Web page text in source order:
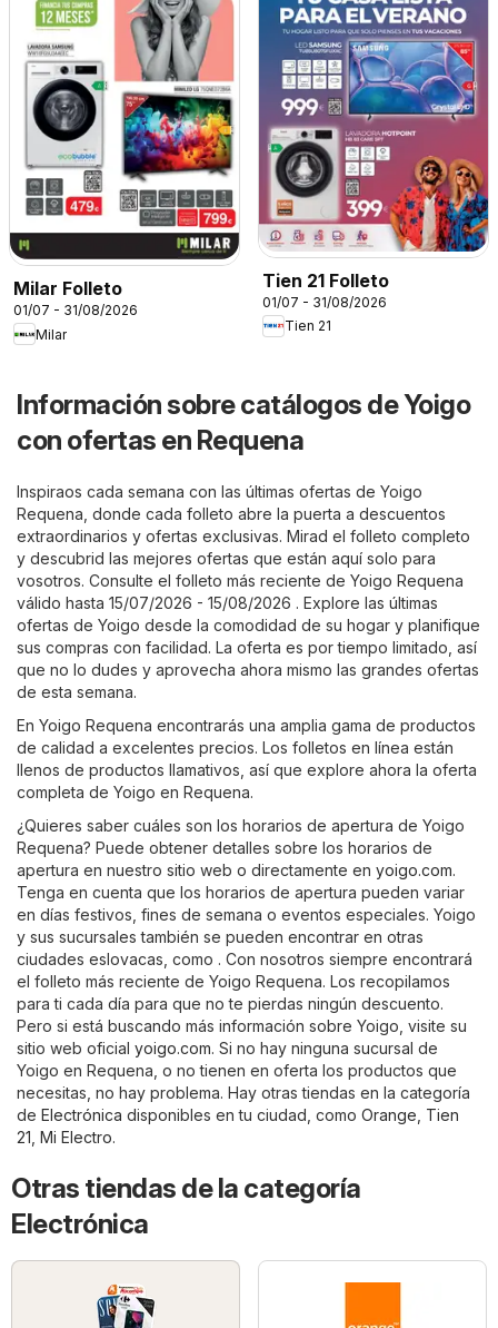
Milar Folleto
01/07 - 31/08/2026
Milar
Tien 21 Folleto
01/07 - 31/08/2026
Tien 21
Información sobre catálogos de Yoigo
con ofertas en Requena
Inspiraos cada semana con las últimas ofertas de Yoigo
Requena, donde cada folleto abre la puerta a descuentos
extraordinarios y ofertas exclusivas. Mirad el folleto completo
y descubrid las mejores ofertas que están aquí solo para
vosotros. Consulte el folleto más reciente de Yoigo Requena
válido hasta 15/07/2026 - 15/08/2026 . Explore las últimas
ofertas de Yoigo desde la comodidad de su hogar y planifique
sus compras con facilidad. La oferta es por tiempo limitado, así
que no lo dudes y aprovecha ahora mismo las grandes ofertas
de esta semana.
En Yoigo Requena encontrarás una amplia gama de productos
de calidad a excelentes precios. Los folletos en línea están
llenos de productos llamativos, así que explore ahora la oferta
completa de Yoigo en Requena.
¿Quieres saber cuáles son los horarios de apertura de Yoigo
Requena? Puede obtener detalles sobre los horarios de
apertura en nuestro sitio web o directamente en yoigo.com.
Tenga en cuenta que los horarios de apertura pueden variar
en días festivos, fines de semana o eventos especiales. Yoigo
y sus sucursales también se pueden encontrar en otras
ciudades eslovacas, como . Con nosotros siempre encontrará
el folleto más reciente de Yoigo Requena. Los recopilamos
para ti cada día para que no te pierdas ningún descuento.
Pero si está buscando más información sobre Yoigo, visite su
sitio web oficial yoigo.com. Si no hay ninguna sucursal de
Yoigo en Requena, o no tienen en oferta los productos que
necesitas, no hay problema. Hay otras tiendas en la categoría
de Electrónica disponibles en tu ciudad, como Orange Tien
21 Mi Electro.
Otras tiendas de la categoría
Electrónica